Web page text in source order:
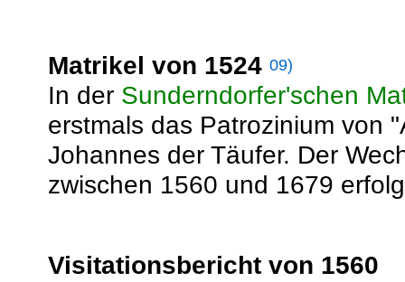
Matrikel von 1524 09)
In der Sunderndorfer'schen
erstmals das Patrozinium von
Johannes der Täufer. Der
zwischen 1560 und 1679
Visitationsbericht von 1560